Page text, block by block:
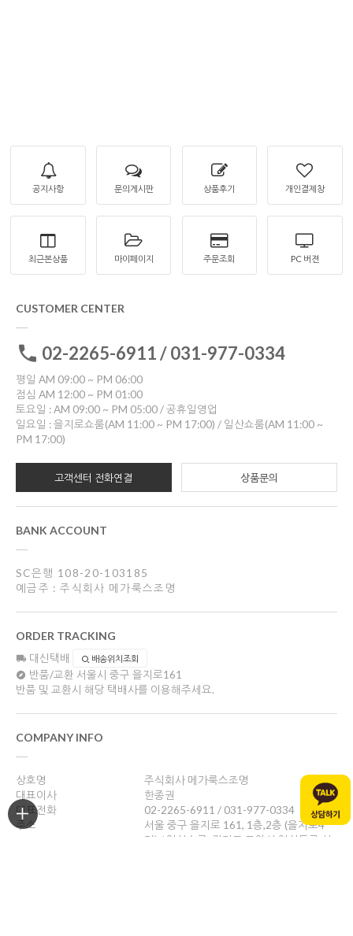
공지사항 문의게시판 상품후기 개인결제창
최근본상품 마이페이지 주문조회 PC 버젼
CUSTOMER CENTER
02-2265-6911 / 031-977-0334
평일 AM 09:00 ~ PM 06:00
점심 AM 12:00 ~ PM 01:00
토요일 : AM 09:00 ~ PM 05:00 / 공휴일영업
일요일 : 을지로쇼룸(AM 11:00 ~ PM 17:00) / 일산쇼룸(AM 11:00 ~
PM 17:00)
고객센터 전화연결 상품문의
BANK ACCOUNT
SC은행 108-20-103185
예금주 : 주식회사 메가룩스조명
ORDER TRACKING
대신택배 배송위치조회
반품/교환 서울시 중구 을지로161
반품 및 교환시 해당 택배사를 이용해주세요.
COMPANY INFO
상호명
주식회사 메가룩스조명
대표이사
한종권
대표전화
02-2265-6911 / 031-977-0334
주소
서울 중구 을지로 161, 1층,2층 (을지로4
가) / 일산쇼룸: 경기도 고양시 일산동구 성